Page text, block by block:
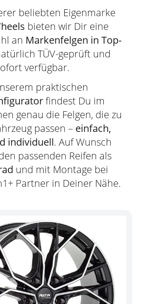
beliebten Eigenmarke
bieten wir Dir eine
an Markenfelgen in Top-
TÜV-geprüft und
verfügbar.
praktischen
findest Du im
genau die Felgen, die zu
passen – einfach,
individuell. Auf Wunsch
passenden Reifen als
und mit Montage bei
Partner in Deiner Nähe.